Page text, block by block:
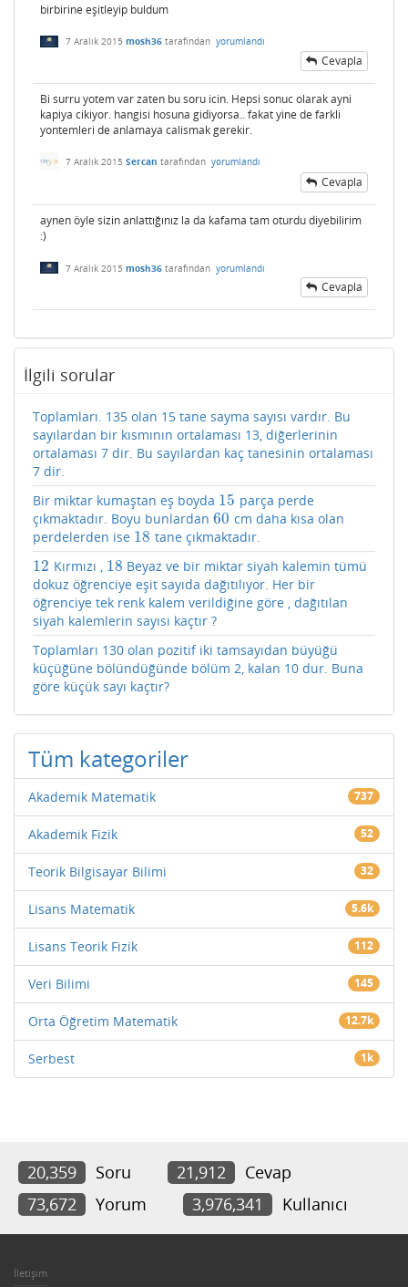
birbirine eşitleyip buldum
7 Aralık 2015 mosh36 tarafından yorumlandı
Cevapla
Bi surru yotem var zaten bu soru icin. Hepsi sonuc olarak ayni
kapiya cikiyor. hangisi hosuna gidiyorsa.. fakat yine de farkli
yontemleri de anlamaya calismak gerekir.
7 Aralık 2015 Sercan tarafından yorumlandı
Cevapla
aynen öyle sizin anlattığınız la da kafama tam oturdu diyebilirim
:)
7 Aralık 2015 mosh36 tarafından yorumlandı
Cevapla
İlgili sorular
Toplamları. 135 olan 15 tane sayma sayısı vardır. Bu
sayılardan bir kısmının ortalaması 13, diğerlerinin
ortalaması 7 dir. Bu sayılardan kaç tanesinin ortalaması
7 dir.
Bir miktar kumaştan eş boyda 15
15 parça perde
çıkmaktadır. Boyu bunlardan 60
60 cm daha kısa olan
perdelerden ise 18
18 tane çıkmaktadır.
12
12 Kırmızı , 18
18 Beyaz ve bir miktar siyah kalemin tümü
dokuz öğrenciye eşit sayıda dağıtılıyor. Her bir
öğrenciye tek renk kalem verildiğine göre , dağıtılan
siyah kalemlerin sayısı kaçtır ?
Toplamları 130 olan pozitif iki tamsayıdan büyüğü
küçüğüne bölündüğünde bölüm 2, kalan 10 dur. Buna
göre küçük sayı kaçtır?
Tüm kategoriler
Akademik Matematik 737
Akademik Fizik 52
Teorik Bilgisayar Bilimi 32
Lisans Matematik 5.6k
Lisans Teorik Fizik 112
Veri Bilimi 145
Orta Öğretim Matematik 12.7k
Serbest 1k
20,359 Soru 21,912
Cevap
73,672
Yorum 3,976,341 Kullanıcı
İletişim